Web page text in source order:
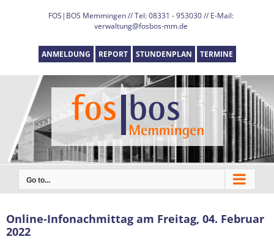
FOS|BOS Memmingen // Tel: 08331 - 953030 // E-Mail:
verwaltung@fosbos-mm.de
ANMELDUNG REPORT STUNDENPLAN TERMINE
Go to...
Online-Infonachmittag am Freitag, 04. Februar
2022